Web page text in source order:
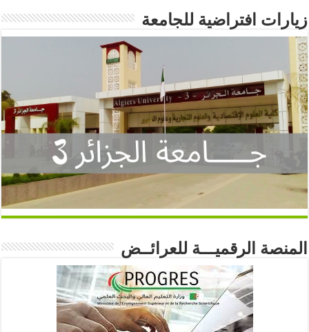
زيارات افتراضية للجامعة
المنصة الرقميـــة للعرائــض